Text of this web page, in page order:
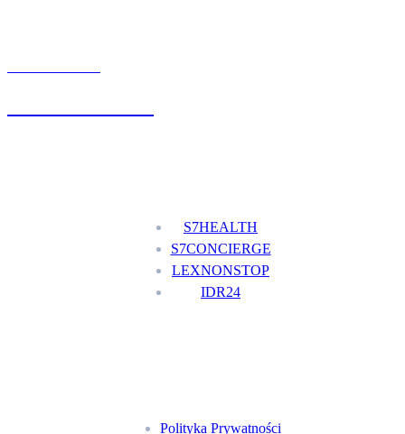
S7HEALTH
S7CONCIERGE
LEXNONSTOP
IDR24
Polityka Prywatności